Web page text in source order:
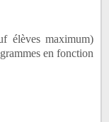
élèves maximum)
en fonction